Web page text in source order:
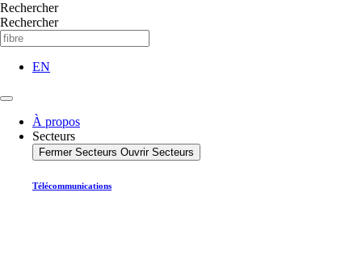
Rechercher
Rechercher
EN
À propos
Secteurs
Fermer Secteurs Ouvrir Secteurs
Télécommunications